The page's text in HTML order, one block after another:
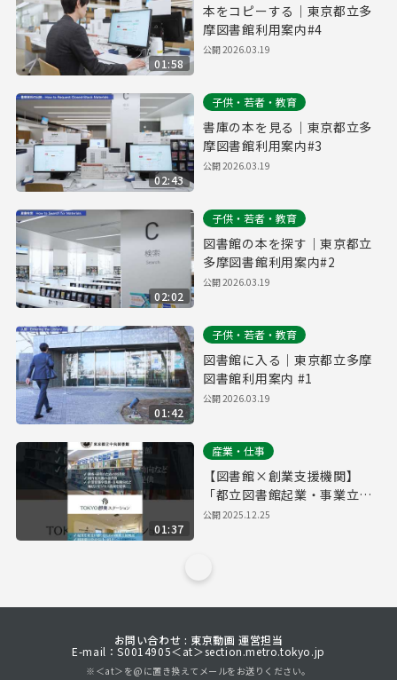
01:58
本をコピーする｜東京都立多
摩図書館利用案内#4
公開2026.03.19
02:43
子供・若者・教育
書庫の本を見る｜東京都立多
摩図書館利用案内#3
公開2026.03.19
02:02
子供・若者・教育
図書館の本を探す｜東京都立
多摩図書館利用案内#2
公開2026.03.19
01:42
子供・若者・教育
図書館に入る｜東京都立多摩
図書館利用案内 #1
公開2026.03.19
01:37
産業・仕事
【図書館×創業支援機関】
「都立図書館起業・事業立案
ワークシート」でビジネスプ
公開2025.12.25
お問い合わせ : 東京動画 運営担当
E-mail：S0014905＜at＞section.metro.tokyo.jp
※＜at＞を@に置き換えてメールをお送りください。